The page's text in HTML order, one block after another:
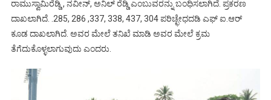
ರಾಮುಸ್ವಾಮಿರೆಡ್ಡಿ , ನವೀನ್, ಅನಿಲ್ ರೆಡ್ಡಿ ಎಂಬುವರನ್ನು ಬಂಧಿಸಲಾಗಿದೆ. ಪ್ರಕರಣ
ದಾಖಲಾಗಿದೆ. .285, 286 ,337, 338, 437, 304 ಪರಿಚ್ಛೇಧದಡಿ ಎಫ್ ಐ.ಆರ್
ಕೂಡ ದಾಖಲಾಗಿದೆ. ಅವರ ಮೇಲೆ ತನಿಖೆ ಮಾಡಿ ಅವರ ಮೇಲೆ ಕ್ರಮ
ತೆಗೆದುಕೊಳ್ಳಲಾಗುವುದು ಎಂದರು.